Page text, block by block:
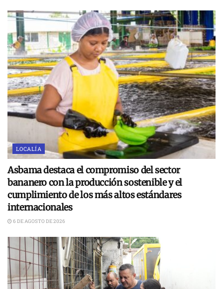
LOCALÍA
Asbama destaca el compromiso del sector
bananero con la producción sostenible y el
cumplimiento de los más altos estándares
internacionales
6 DE AGOSTO DE 2026